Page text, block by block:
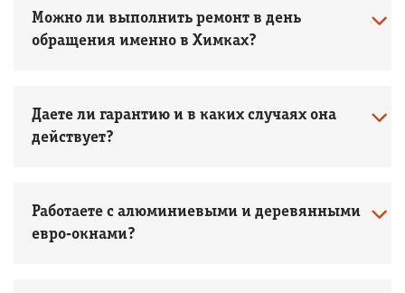
Можно ли выполнить ремонт в день
обращения именно в Химках?
Даете ли гарантию и в каких случаях она
действует?
Работаете с алюминиевыми и деревянными
евро‑окнами?